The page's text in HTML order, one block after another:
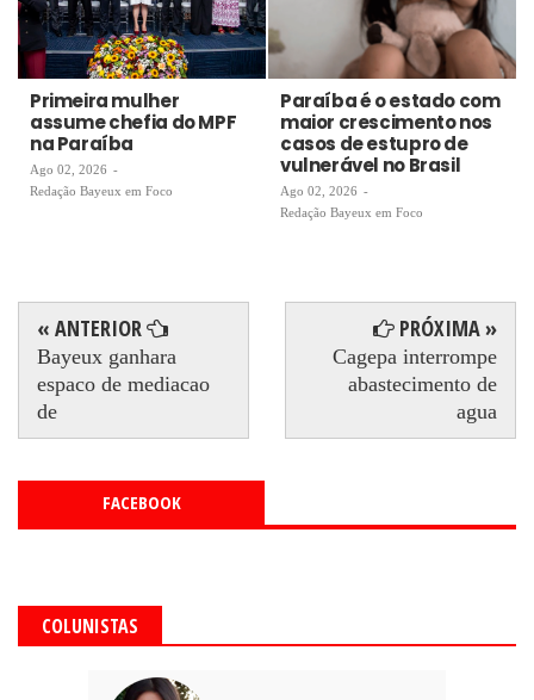
Primeira mulher
assume chefia do MPF
na Paraíba
Ago 02, 2026 -
Redação Bayeux em Foco
Paraíba é o estado com
maior crescimento nos
casos de estupro de
vulnerável no Brasil
Ago 02, 2026 -
Redação Bayeux em Foco
« ANTERIOR
Bayeux ganhara
espaco de mediacao
de
PRÓXIMA »
Cagepa interrompe
abastecimento de
agua
FACEBOOK
COLUNISTAS